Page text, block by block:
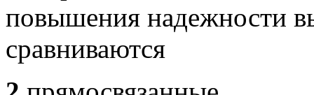
повышения надежности
сравниваются